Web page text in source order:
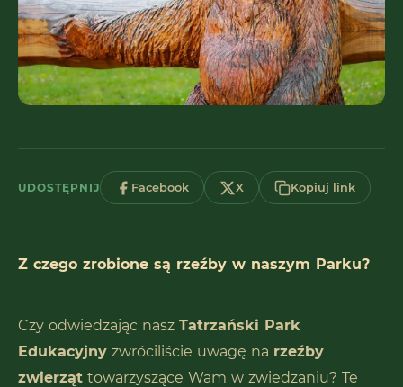
UDOSTĘPNIJ Facebook X Kopiuj link
Z czego zrobione są rzeźby w naszym Parku?
Czy odwiedzając nasz Tatrzański Park
Edukacyjny zwróciliście uwagę na rzeźby
zwierząt towarzyszące Wam w zwiedzaniu? Te